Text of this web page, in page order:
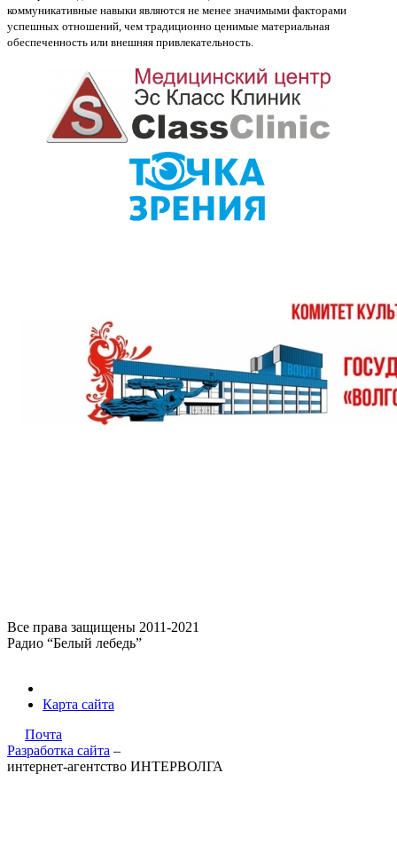
коммуникативные навыки являются не менее значимыми факторами
успешных отношений, чем традиционно ценимые материальная
обеспеченность или внешняя привлекательность.
Все права защищены 2011-2021
Радио “Белый лебедь”
Карта сайта
Почта
Разработка сайта –
интернет-агентство ИНТЕРВОЛГА